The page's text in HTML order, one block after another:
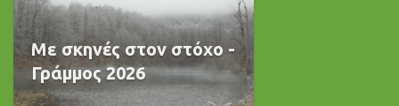
Με σκηνές στον στόχο -
Γράμμος 2026